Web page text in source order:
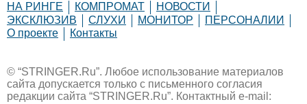
НА РИНГЕ КОМПРОМАТ
НОВОСТИ
ЭКСКЛЮЗИВ
СЛУХИ МОНИТОР
ПЕРСОНАЛИИ
О проекте
Контакты
© “STRINGER.Ru”. Любое использование материалов
сайта допускается только с письменного согласия
редакции сайта “STRINGER.Ru”. Контактный e-mail: